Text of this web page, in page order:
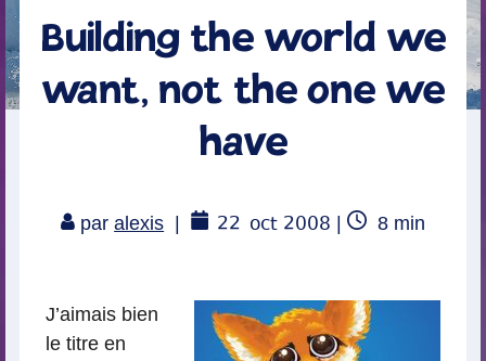
Building the world we
want, not the one we
have
paralexis 22 oct 2008
Temps
8min
J’aimais bien
le titre en